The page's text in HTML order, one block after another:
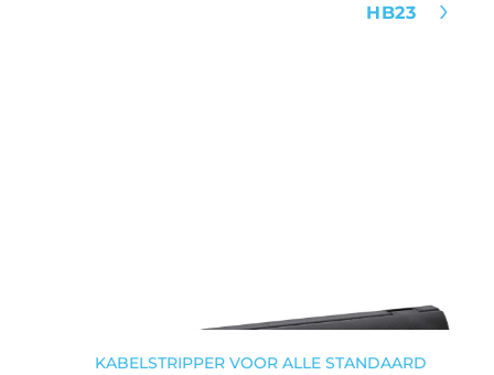
HB23
KABELSTRIPPER VOOR ALLE STANDAARD